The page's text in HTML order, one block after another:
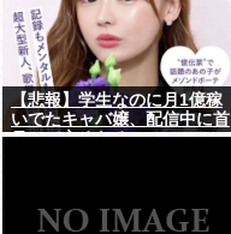
【悲報】学生なのに月1億稼
いでたキャバ嬢、配信中に首
吊って亡くなる